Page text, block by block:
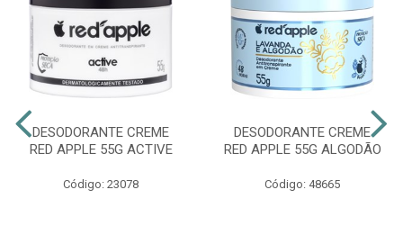
DESODORANTE CREME
RED APPLE 55G ACTIVE
Código: 23078
DESODORANTE CREME
RED APPLE 55G ALGODÃO
Código: 48665